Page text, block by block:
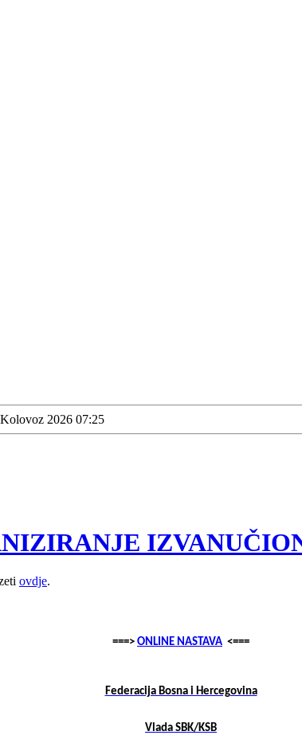
2026 07:25
ovdje.
===> ONLINE NASTAVA <===
Federacija Bosna i Hercegovina
Vlada SBK/KSB